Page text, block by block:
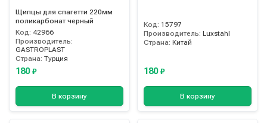
Щипцы для спагетти 220мм
поликарбонат черный
Код: 42966
Производитель:
GASTROPLAST
Страна: Турция
180 ₽
В корзину
Код: 15797
Производитель: Luxstahl
Страна: Китай
180 ₽
В корзину